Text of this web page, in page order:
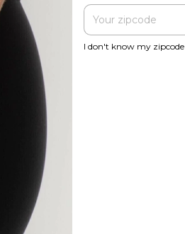
I don't know my zipcode